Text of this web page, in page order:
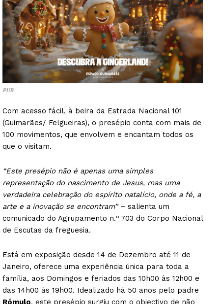
PUB
Com acesso fácil, à beira da Estrada Nacional 101
(Guimarães/ Felgueiras), o presépio conta com mais de
100 movimentos, que envolvem e encantam todos os
que o visitam.
“Este presépio não é apenas uma simples
representação do nascimento de Jesus, mas uma
verdadeira celebração do espírito natalício, onde a fé, a
arte e a inovação se encontram”– salienta um
comunicado do Agrupamento n.º 703 do Corpo Nacional
de Escutas da freguesia.
Está em exposição desde 14 de Dezembro até 11 de
Janeiro, oferece uma experiência única para toda a
família, aos Domingos e feriados das 10h00 às 12h00 e
das 14h00 às 19h00. Idealizado há 50 anos pelo padre
Rómulo, este presépio surgiu com o objectivo de não